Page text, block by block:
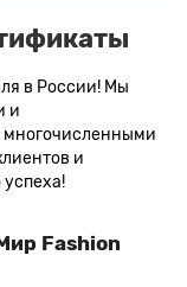
в России! Мы
и
многочисленными
и
успеха!
Fashion